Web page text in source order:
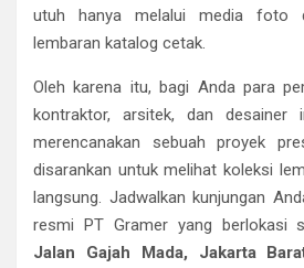
utuh hanya melalui media foto
lembaran katalog cetak.
Oleh karena itu, bagi Anda para
kontraktor, arsitek, dan desainer
merencanakan sebuah proyek
disarankan untuk melihat koleksi
langsung. Jadwalkan kunjungan
resmi PT Gramer yang berlokasi
Jalan Gajah Mada, Jakarta